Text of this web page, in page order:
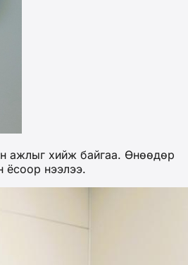
ажлыг хийж байгаа. Өнөөдөр
ёсоор нээлээ.